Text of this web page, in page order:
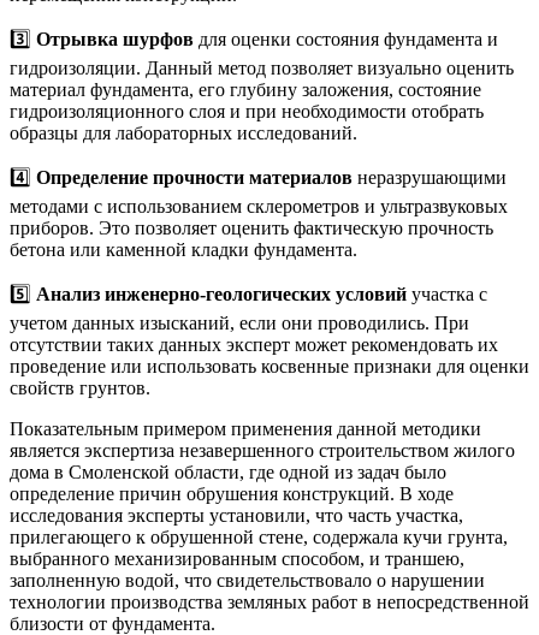
3️⃣ Отрывка шурфов для оценки состояния фундамента и
гидроизоляции. Данный метод позволяет визуально оценить
материал фундамента, его глубину заложения, состояние
гидроизоляционного слоя и при необходимости отобрать
образцы для лабораторных исследований.
4️⃣ Определение прочности материалов неразрушающими
методами с использованием склерометров и ультразвуковых
приборов. Это позволяет оценить фактическую прочность
бетона или каменной кладки фундамента.
5️⃣ Анализ инженерно-геологических условий участка с
учетом данных изысканий, если они проводились. При
отсутствии таких данных эксперт может рекомендовать их
проведение или использовать косвенные признаки для оценки
свойств грунтов.
Показательным примером применения данной методики
является экспертиза незавершенного строительством жилого
дома в Смоленской области, где одной из задач было
определение причин обрушения конструкций. В ходе
исследования эксперты установили, что часть участка,
прилегающего к обрушенной стене, содержала кучи грунта,
выбранного механизированным способом, и траншею,
заполненную водой, что свидетельствовало о нарушении
технологии производства земляных работ в непосредственной
близости от фундамента.